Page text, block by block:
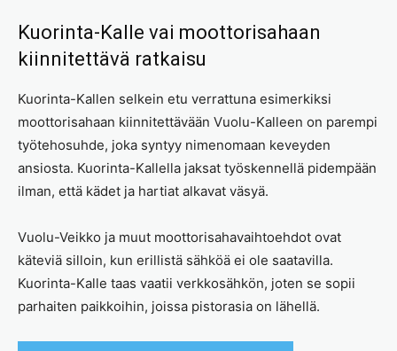
Kuorinta-Kalle vai moottorisahaan
kiinnitettävä ratkaisu
Kuorinta-Kallen selkein etu verrattuna esimerkiksi
moottorisahaan kiinnitettävään Vuolu-Kalleen on parempi
työtehosuhde, joka syntyy nimenomaan keveyden
ansiosta. Kuorinta-Kallella jaksat työskennellä pidempään
ilman, että kädet ja hartiat alkavat väsyä.
Vuolu-Veikko ja muut moottorisahavaihtoehdot ovat
käteviä silloin, kun erillistä sähköä ei ole saatavilla.
Kuorinta-Kalle taas vaatii verkkosähkön, joten se sopii
parhaiten paikkoihin, joissa pistorasia on lähellä.